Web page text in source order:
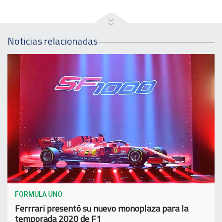
Noticias relacionadas
FORMULA UNO
Ferrrari presentó su nuevo monoplaza para la
temporada 2020 de F1